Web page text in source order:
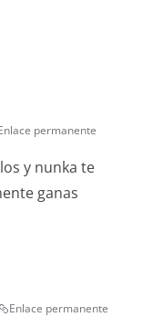
permanente
y nunka te
ganas
Enlace permanente